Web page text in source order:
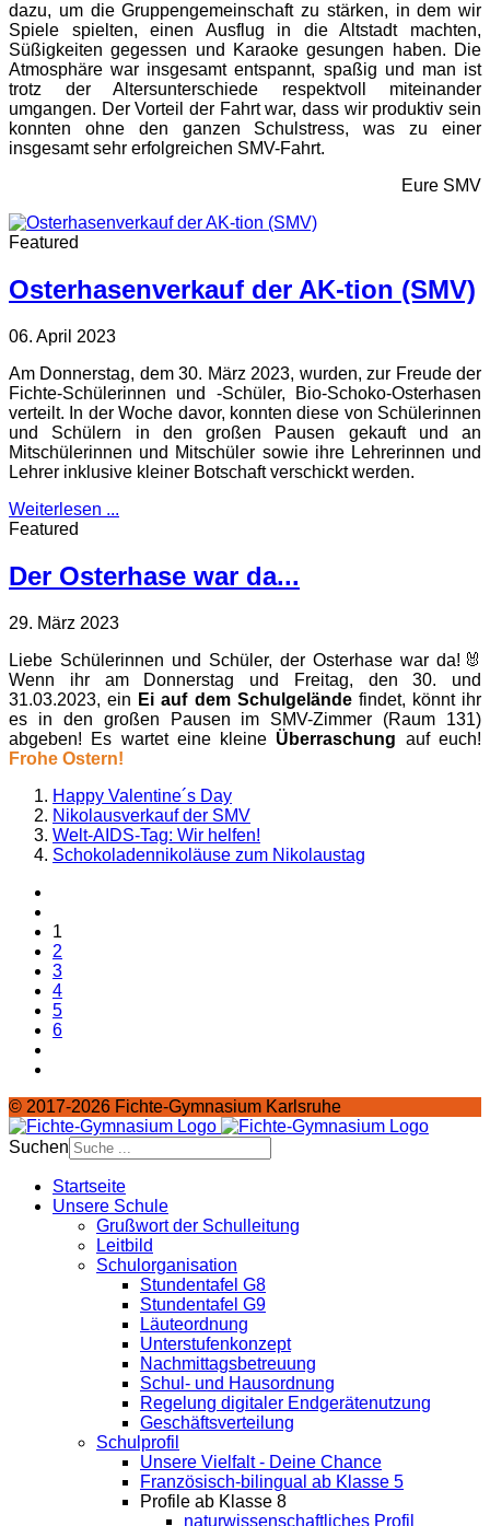
dazu, um die Gruppengemeinschaft zu stärken, in dem wir
Spiele spielten, einen Ausflug in die Altstadt machten,
Süßigkeiten gegessen und Karaoke gesungen haben. Die
Atmosphäre war insgesamt entspannt, spaßig und man ist
trotz der Altersunterschiede respektvoll miteinander
umgangen. Der Vorteil der Fahrt war, dass wir produktiv sein
konnten ohne den ganzen Schulstress, was zu einer
insgesamt sehr erfolgreichen SMV-Fahrt.
Eure SMV
Featured
Osterhasenverkauf der AK-tion (SMV)
06. April 2023
Am Donnerstag, dem 30. März 2023, wurden, zur Freude der
Fichte-Schülerinnen und -Schüler, Bio-Schoko-Osterhasen
verteilt. In der Woche davor, konnten diese von Schülerinnen
und Schülern in den großen Pausen gekauft und an
Mitschülerinnen und Mitschüler sowie ihre Lehrerinnen und
Lehrer inklusive kleiner Botschaft verschickt werden.
Weiterlesen ...
Featured
Der Osterhase war da...
29. März 2023
Liebe Schülerinnen und Schüler, der Osterhase war da!🐰
Wenn ihr am Donnerstag und Freitag, den 30. und
31.03.2023, ein Ei auf dem Schulgeländefindet, könnt ihr
es in den großen Pausen im SMV-Zimmer (Raum 131)
abgeben! Es wartet eine kleine Überraschung auf euch!
Frohe Ostern!
Happy Valentine´s Day
Nikolausverkauf der SMV
Welt-AIDS-Tag: Wir helfen!
Schokoladennikoläuse zum Nikolaustag
1
2
3
4
5
6
© 2017-2026 Fichte-Gymnasium Karlsruhe
Suchen
Startseite
Unsere Schule
Grußwort der Schulleitung
Leitbild
Schulorganisation
Stundentafel G8
Stundentafel G9
Läuteordnung
Unterstufenkonzept
Nachmittagsbetreuung
Schul- und Hausordnung
Regelung digitaler Endgeräte­nutzung
Geschäftsverteilung
Schulprofil
Unsere Vielfalt - Deine Chance
Französisch-bilingual ab Klasse 5
Profile ab Klasse 8
naturwissenschaftliches Profil